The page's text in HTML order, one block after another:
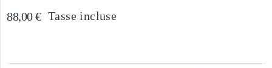
88,00 € Tasse incluse